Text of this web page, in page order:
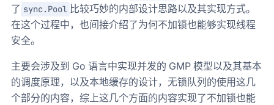
了 sync.Pool 比较巧妙的内部设计思路以及其实现方式。
在这个过程中，也间接介绍了为何不加锁也能够实现线程
安全。
主要会涉及到 Go 语言中实现并发的 GMP 模型以及其基本
的调度原理，以及本地缓存的设计，无锁队列的使用这几
个部分的内容，综上这几个方面的内容实现了不加锁也能